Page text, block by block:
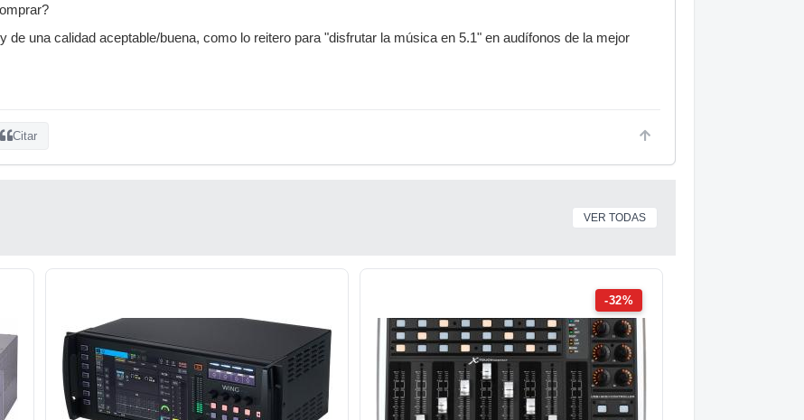
de una calidad aceptable/buena, como lo reitero para "disfrutar la música en 5.1" en audífonos de la mejor
Citar
VER TODAS
-32%